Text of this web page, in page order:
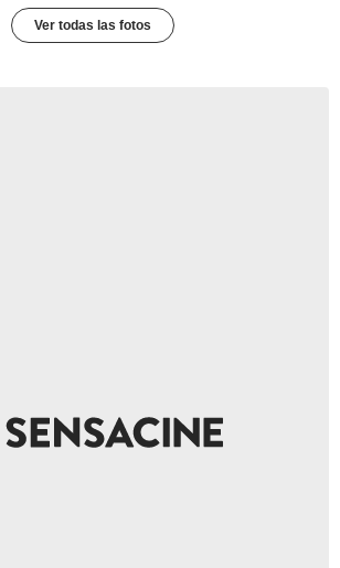
Ver todas las fotos